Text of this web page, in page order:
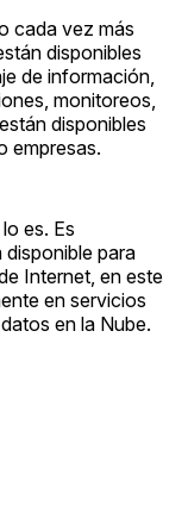
cada vez más
disponibles
de información,
monitoreos,
disponibles
empresas.
es. Es
disponible para
Internet, en este
en servicios
en la Nube.